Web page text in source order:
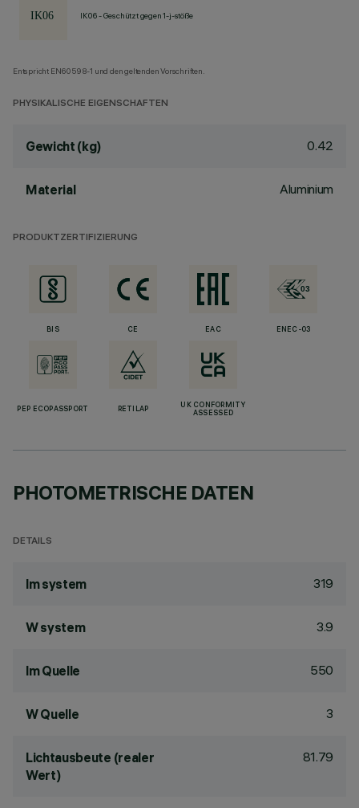
IK06 - Geschützt gegen 1-j-stöße
Entspricht EN60598-1 und den geltenden Vorschriften.
PHYSIKALISCHE EIGENSCHAFTEN
Gewicht (kg) 0.42
Material Aluminium
PRODUKTZERTIFIZIERUNG
BIS CE EAC ENEC-03
PEP ECOPASSPORT RETILAP
UK CONFORMITY
ASSESSED
PHOTOMETRISCHE DATEN
DETAILS
lm system 319
W system 3.9
lm Quelle 550
W Quelle 3
Lichtausbeute (realer
Wert)
81.79